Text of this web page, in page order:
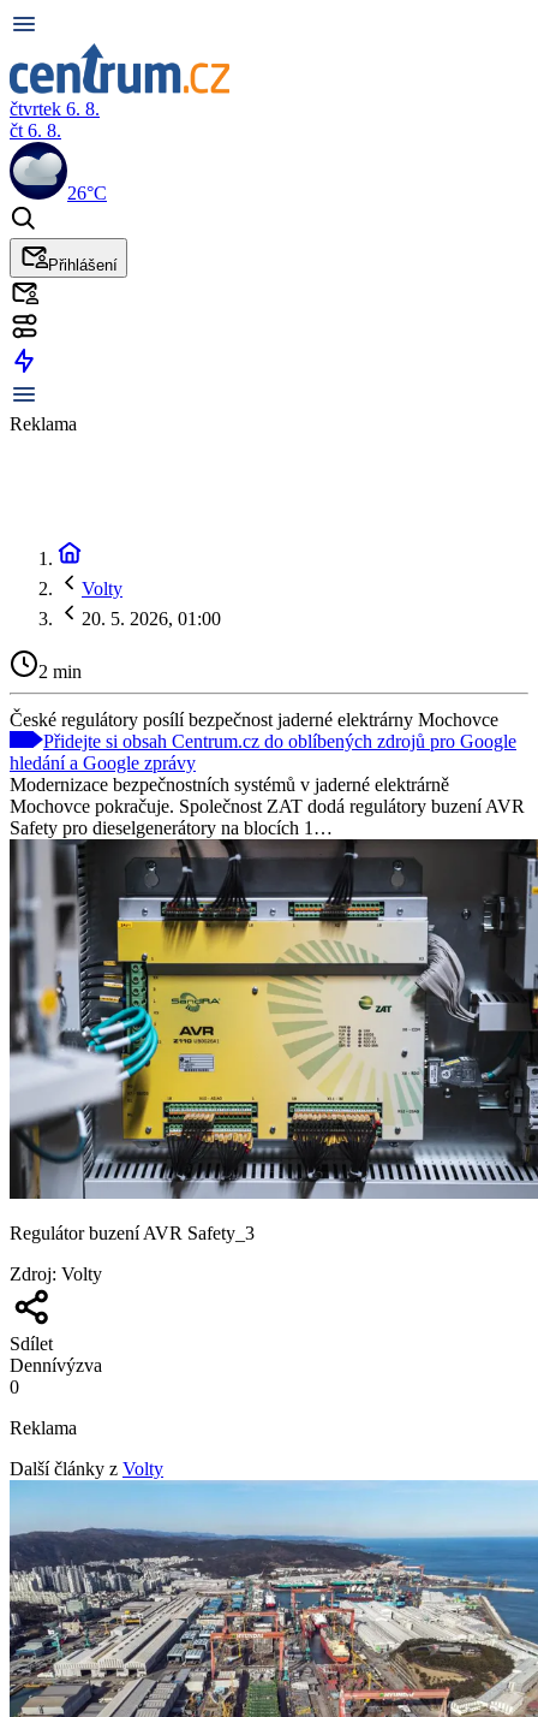
čtvrtek 6. 8.
čt 6. 8.
26°C
Přihlášení
Reklama
Volty
20. 5. 2026, 01:00
2 min
České regulátory posílí bezpečnost jaderné elektrárny Mochovce
Přidejte si obsah Centrum.cz do oblíbených zdrojů pro Google
hledání a Google zprávy
Modernizace bezpečnostních systémů v jaderné elektrárně
Mochovce pokračuje. Společnost ZAT dodá regulátory buzení AVR
Safety pro dieselgenerátory na blocích 1…
Regulátor buzení AVR Safety_3
Zdroj: Volty
Sdílet
Dennívýzva
0
Reklama
Další články z Volty